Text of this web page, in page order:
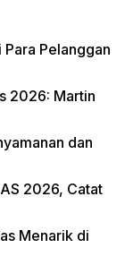
Pelanggan
2026: Martin
dan
2026, Catat
Menarik di